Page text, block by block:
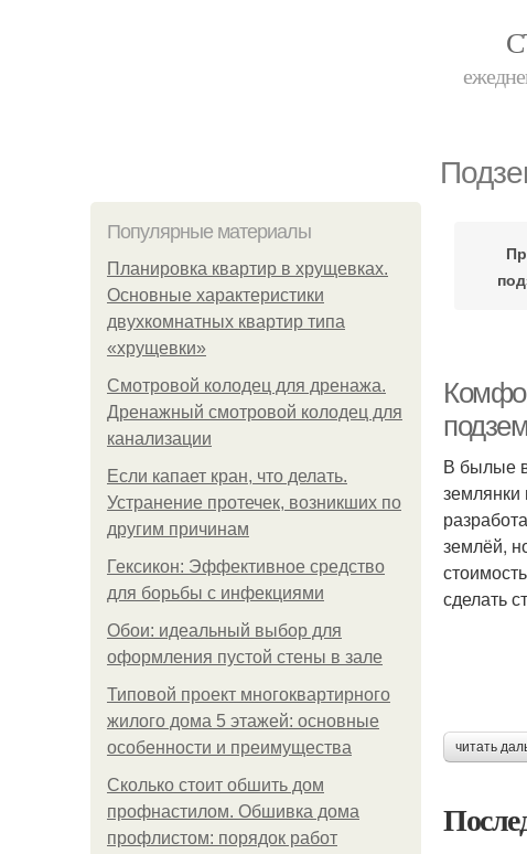
Популярные материалы
Планировка квартир в хрущевках.
Основные характеристики
двухкомнатных квартир типа
«хрущевки»
Смотровой колодец для дренажа.
Дренажный смотровой колодец для
канализации
Если капает кран, что делать.
Устранение протечек, возникших по
другим причинам
Гексикон: Эффективное средство
для борьбы с инфекциями
Обои: идеальный выбор для
оформления пустой стены в зале
Типовой проект многоквартирного
жилого дома 5 этажей: основные
особенности и преимущества
Сколько стоит обшить дом
профнастилом. Обшивка дома
профлистом: порядок работ
В былые
землёй,
сделать
читать